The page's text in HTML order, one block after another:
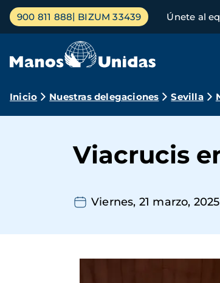
Pasar
contenido
Menú
principal
900 811 888 BIZUM 33439 Únete al
Ruta
navegación
Inicio Nuestras delegaciones Sevilla
Viacrucis
Viernes, 21 marzo, 2025